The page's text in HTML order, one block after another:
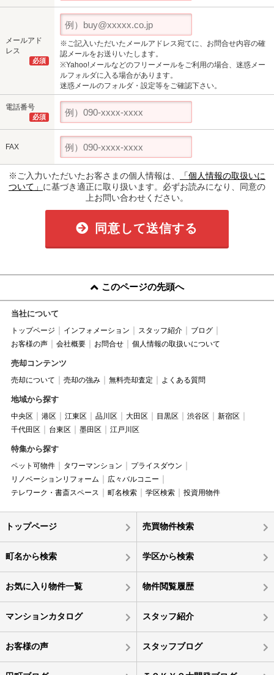
メールアド
レス
必須
※ご記入いただいたメールアドレス宛てに、お問合せ内容の確
認メールをお送りいたします。
※Yahoo!メールなどのフリーメールをご利用の場合、迷惑メー
ルフォルダに入る場合があります。
迷惑メールのフォルダ・設定等をご確認下さい。
電話番号
必須
FAX
※ご入力いただいたお客さまの個人情報は、
「個人情報の取扱いに
ついて」 に基づき適正に取り扱います。必ずお読みになり、同意の
上お問い合わせください。
同意して送信する
このページの先頭へ
当社について
トップページ インフォメーション スタッフ紹介
ブログ
お客様の声
会社概要 お問合せ 個人情報の取扱いについて
売却コンテンツ
売却について 売却の強み 無料売却査定 よくある質問
地域から探す
中央区 港区 江東区 品川区 大田区 目黒区 渋谷区
新宿区
千代田区
台東区 墨田区 江戸川区
特集から探す
ペット可物件 タワーマンション
プライスダウン
リノベーションリフォーム
広々バルコニー
テレワーク・書斎スペース
町名検索 学区検索 投資用物件
トップページ 売買物件検索
町名から検索 学区から検索
お気に入り物件一覧 物件閲覧履歴
マンションカタログ スタッフ紹介
お客様の声 スタッフブログ